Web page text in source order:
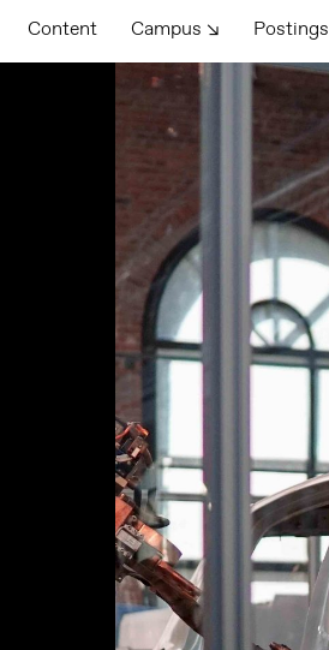
Content Campus ↘ Postings